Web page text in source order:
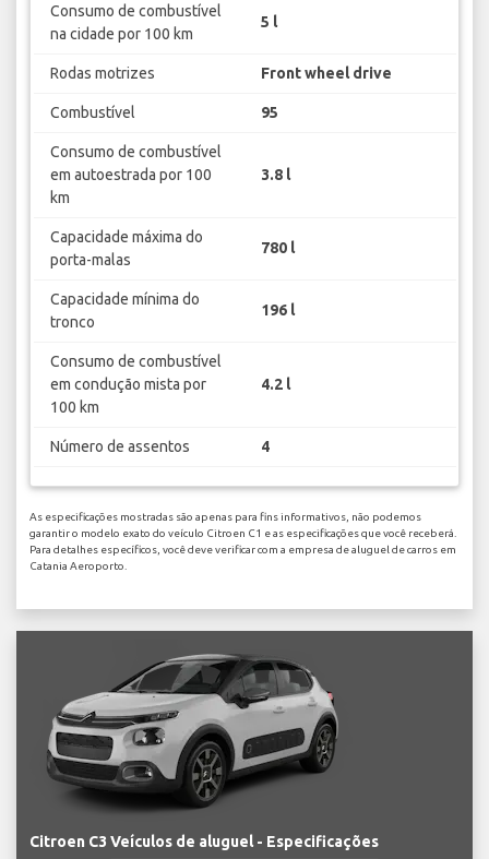
Consumo de combustível
na cidade por 100 km
5 l
Rodas motrizes Front wheel drive
Combustível 95
Consumo de combustível
em autoestrada por 100
km
3.8 l
Capacidade máxima do
porta-malas
780 l
Capacidade mínima do
tronco
196 l
Consumo de combustível
em condução mista por
100 km
4.2 l
Número de assentos 4
As especificações mostradas são apenas para fins informativos, não podemos
garantir o modelo exato do veículo Citroen C1 e as especificações que você receberá.
Para detalhes específicos, você deve verificar com a empresa de aluguel de carros em
Catania Aeroporto.
Citroen C3 Veículos de aluguel - Especificações